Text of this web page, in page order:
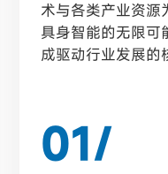
术与各类产业资源
具身智能的无限可
成驱动行业发展的
01/